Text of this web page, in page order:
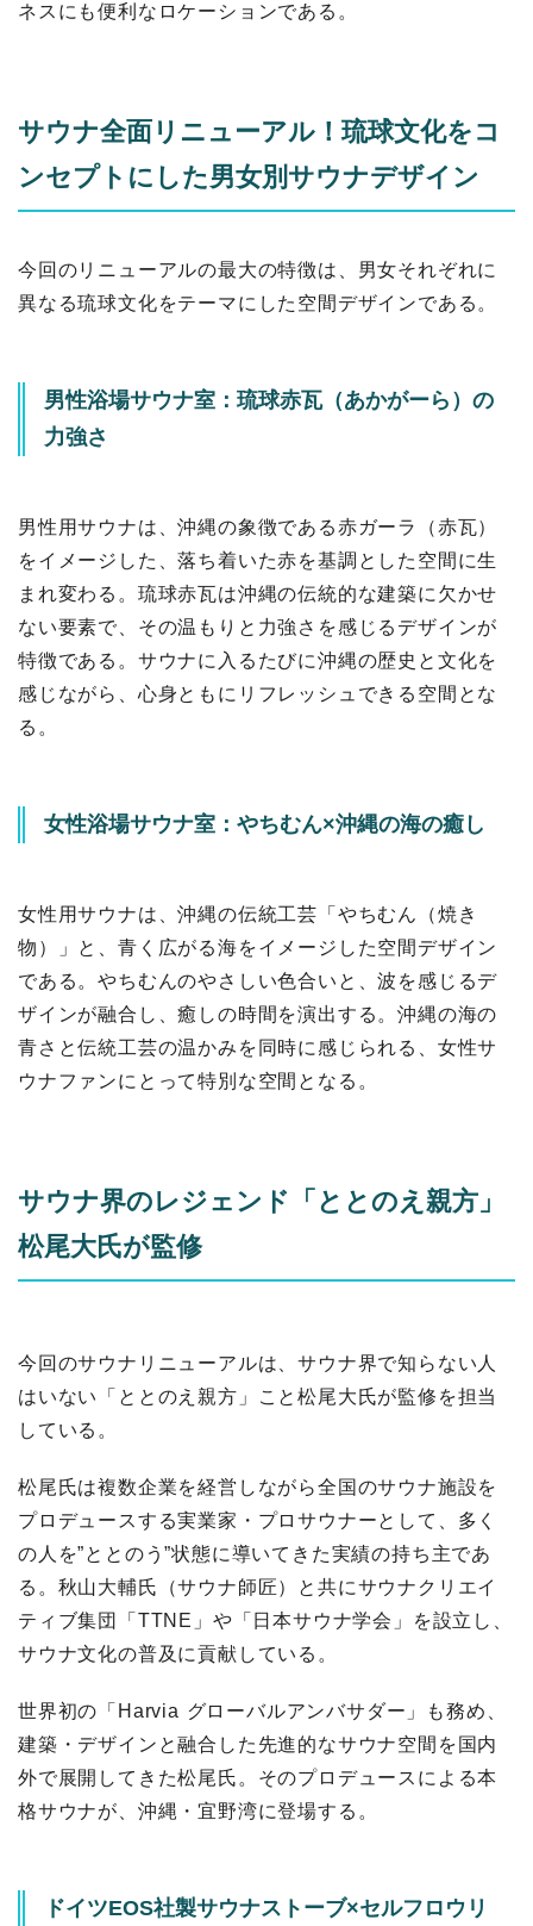
ネスにも便利なロケーションである。
サウナ全面リニューアル！琉球文化をコ
ンセプトにした男女別サウナデザイン
今回のリニューアルの最大の特徴は、男女それぞれに
異なる琉球文化をテーマにした空間デザインである。
男性浴場サウナ室：琉球赤瓦（あかがーら）の
力強さ
男性用サウナは、沖縄の象徴である赤ガーラ（赤瓦）
をイメージした、落ち着いた赤を基調とした空間に生
まれ変わる。琉球赤瓦は沖縄の伝統的な建築に欠かせ
ない要素で、その温もりと力強さを感じるデザインが
特徴である。サウナに入るたびに沖縄の歴史と文化を
感じながら、心身ともにリフレッシュできる空間とな
る。
女性浴場サウナ室：やちむん×沖縄の海の癒し
女性用サウナは、沖縄の伝統工芸「やちむん（焼き
物）」と、青く広がる海をイメージした空間デザイン
である。やちむんのやさしい色合いと、波を感じるデ
ザインが融合し、癒しの時間を演出する。沖縄の海の
青さと伝統工芸の温かみを同時に感じられる、女性サ
ウナファンにとって特別な空間となる。
サウナ界のレジェンド「ととのえ親方」
松尾大氏が監修
今回のサウナリニューアルは、サウナ界で知らない人
はいない「ととのえ親方」こと松尾大氏が監修を担当
している。
松尾氏は複数企業を経営しながら全国のサウナ施設を
プロデュースする実業家・プロサウナーとして、多く
の人を”ととのう”状態に導いてきた実績の持ち主であ
る。秋山大輔氏（サウナ師匠）と共にサウナクリエイ
ティブ集団「TTNE」や「日本サウナ学会」を設立し、
サウナ文化の普及に貢献している。
世界初の「Harvia グローバルアンバサダー」も務め、
建築・デザインと融合した先進的なサウナ空間を国内
外で展開してきた松尾氏。そのプロデュースによる本
格サウナが、沖縄・宜野湾に登場する。
ドイツEOS社製サウナストーブ×セルフロウリ